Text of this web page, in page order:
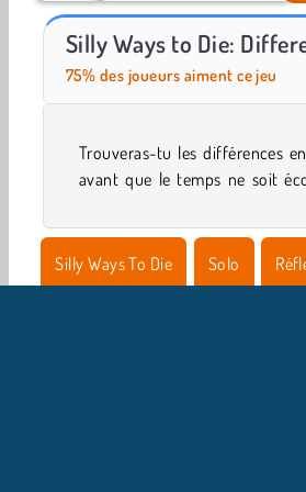
Casino World
Silly Ways to Die:
75% des joueurs aiment ce jeu
Trouveras-tu les différences
avant que le temps ne soit
Silly Ways To Die Solo